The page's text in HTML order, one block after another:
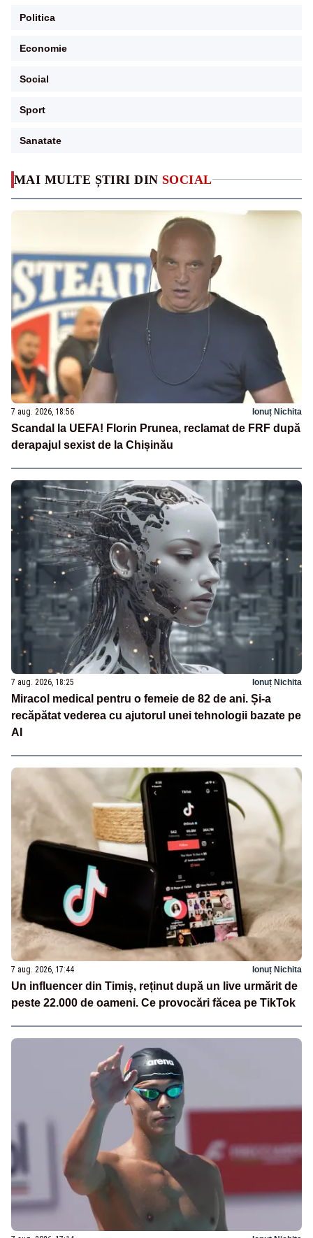
MAI MULTE ȘTIRI DIN SOCIAL
7 aug. 2026, 18:56 Ionuț Nichita
Scandal la UEFA! Florin Prunea, reclamat de FRF după
derapajul sexist de la Chișinău
7 aug. 2026, 18:25 Ionuț Nichita
Miracol medical pentru o femeie de 82 de ani. Și-a
recăpătat vederea cu ajutorul unei tehnologii bazate pe
AI
7 aug. 2026, 17:44 Ionuț Nichita
Un influencer din Timiș, reținut după un live urmărit de
peste 22.000 de oameni. Ce provocări făcea pe TikTok
Politica
Economie
Social
Sport
Sanatate